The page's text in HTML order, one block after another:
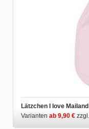
Lätzchen I love Mailand
Varianten ab 9,90 € zzgl.